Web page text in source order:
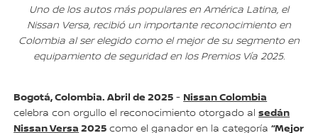
Uno de los autos más populares en América Latina, el
Nissan Versa, recibió un importante reconocimiento en
Colombia al ser elegido como el mejor de su segmento en
equipamiento de seguridad en los Premios Vía 2025.
Bogotá, Colombia. Abril de 2025 - Nissan Colombia
celebra con orgullo el reconocimiento otorgado alsedán
Nissan Versa 2025 como el ganador en la categoría“Mejor